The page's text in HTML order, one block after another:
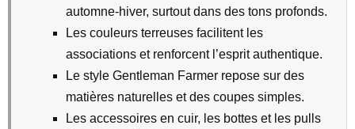
automne-hiver, surtout dans des tons profonds.
Les couleurs terreuses facilitent les
associations et renforcent l’esprit authentique.
Le style Gentleman Farmer repose sur des
matières naturelles et des coupes simples.
Les accessoires en cuir, les bottes et les pulls